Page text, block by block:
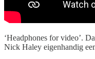
‘Headphones for video’.
Nick Haley eigenhandig